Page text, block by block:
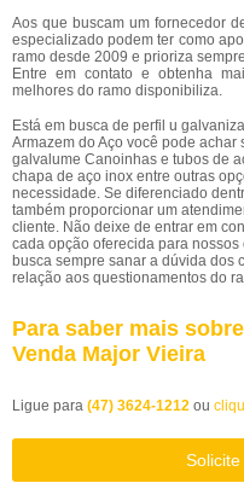
Aos que buscam um fornecedor
especializado podem ter como
ramo desde 2009 e prioriza
Entre em contato e obtenha
melhores do ramo disponibiliza.
Está em busca de perfil u
Armazem do Aço você pode
galvalume Canoinhas e tubos de
chapa de aço inox entre outras
necessidade. Se diferenciado
também proporcionar um
cliente. Não deixe de entrar em
cada opção oferecida para
busca sempre sanar a dúvida dos
relação aos questionamentos do
Para saber mais
Venda Major Vieira
Ligue para (47) 3624-1212 ou